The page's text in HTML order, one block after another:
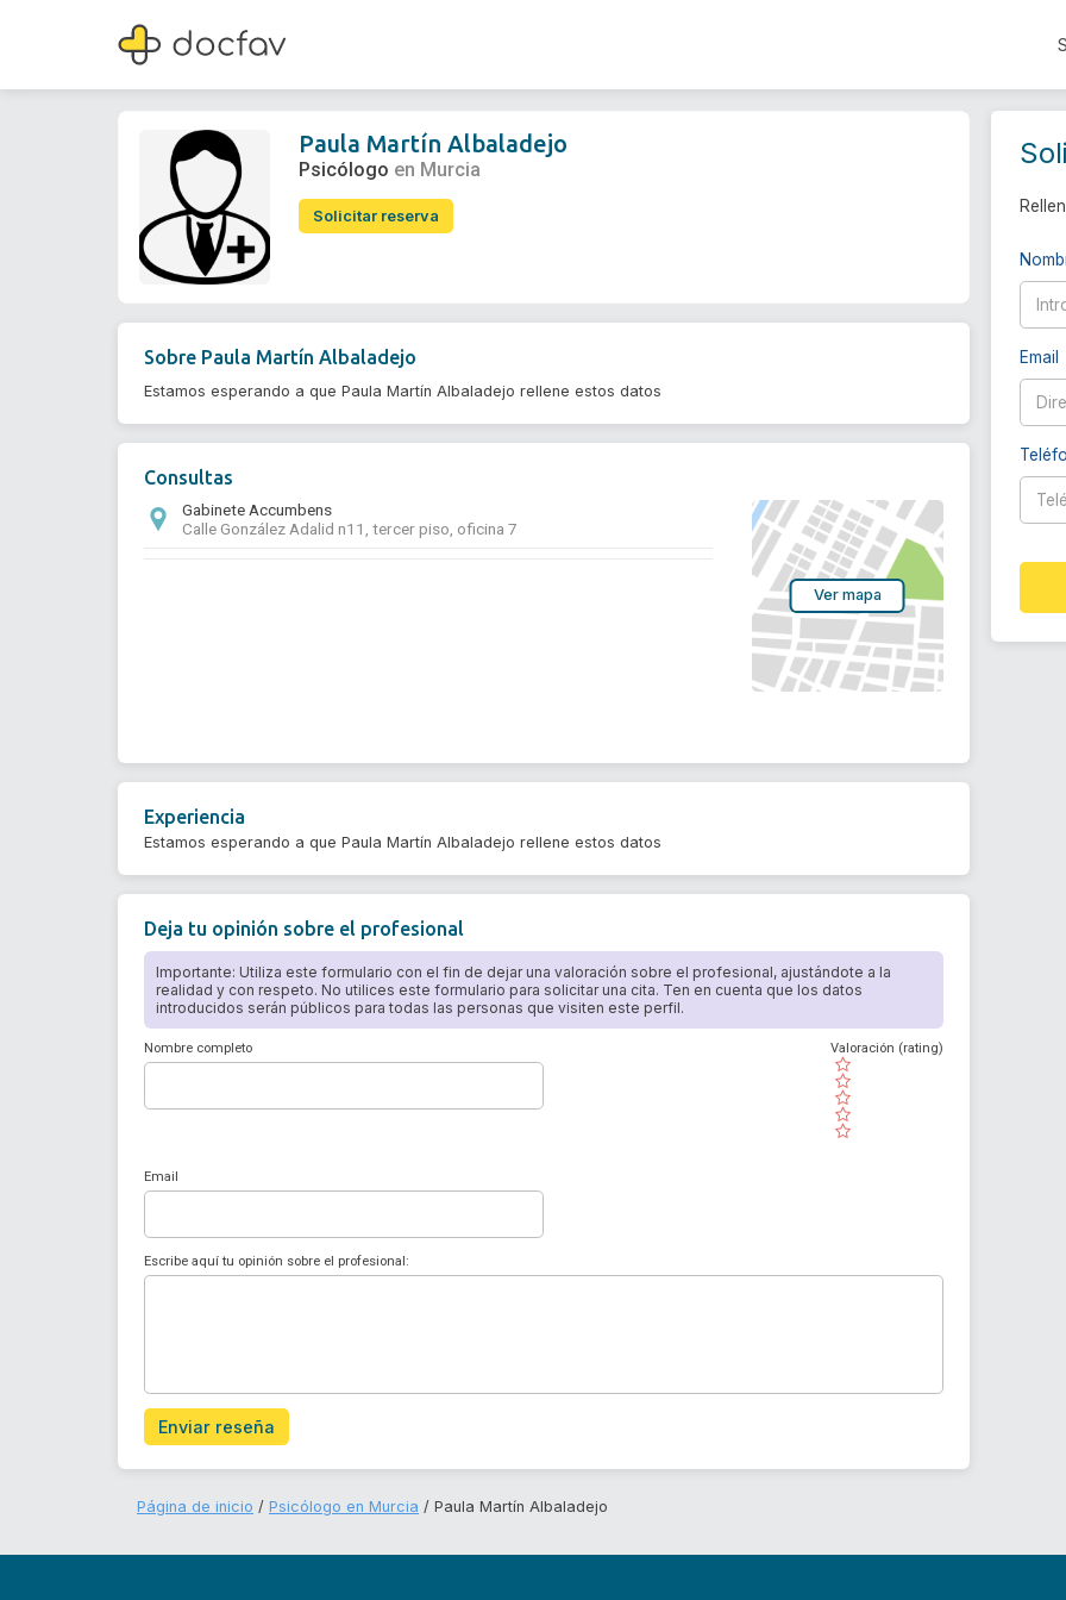
Paula Martín Albaladejo
Psicólogo
Paula Martín Albaladejo
Psicólogo en Murcia
Solicitar reserva
Sobre Paula Martín Albaladejo
Estamos esperando a que Paula Martín Albaladejo rellene estos datos
Consultas
Gabinete Accumbens
Calle González Adalid n11, tercer piso, oficina 7
Ver mapa
Experiencia
Estamos esperando a que Paula Martín Albaladejo rellene estos datos
Deja tu opinión sobre el profesional
Importante: Utiliza este formulario con el fin de dejar una valoración sobre el profesional, ajustándote a la
realidad y con respeto. No utilices este formulario para solicitar una cita. Ten en cuenta que los datos
introducidos serán públicos para todas las personas que visiten este perfil.
Nombre completo
( )
( )
( )
( )
( )
Valoración (rating)
Email
Escribe aquí tu opinión sobre el profesional:
Enviar reseña
Email
Página de inicio Psicólogo en Murcia Paula Martín Albaladejo